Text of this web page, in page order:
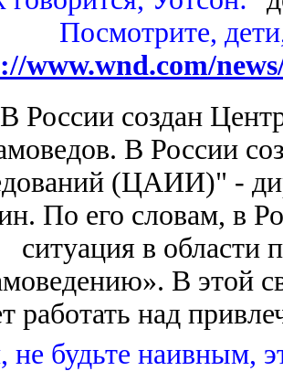
Посмотрите,
www.wnd.com/
России создан
В России
(ЦАИИ)" -
По его словам, в
ситуация в области
В этой
работать над
не будьте наивным,